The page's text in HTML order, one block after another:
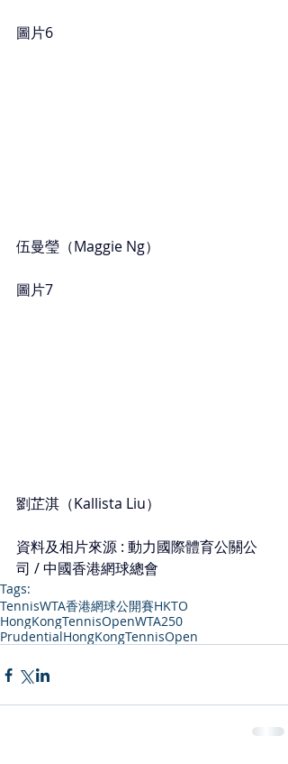
圖片6
伍曼瑩（Maggie Ng）
圖片7
劉芷淇（Kallista Liu）
資料及相片來源 : 動力國際體育公關公
司 / 中國香港網球總會
Tags:
TennisWTA香港網球公開賽HKTO
HongKongTennisOpenWTA250
PrudentialHongKongTennisOpen